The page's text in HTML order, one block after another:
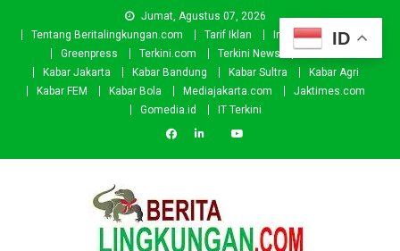
Jumat, Agustus 07, 2026
Tentang Beritalingkungan.com
Tarif Iklan Investor
Donasi
Greenpress
Terkini.com Terkini News
Kabar.id
Kabar Jakarta
Kabar Bandung Kabar Sultra
Kabar Agri
Kabar FEM
Kabar Bola Mediajakarta.com
Jaktimes.com
Gomedia.id
IT Terkini
ID